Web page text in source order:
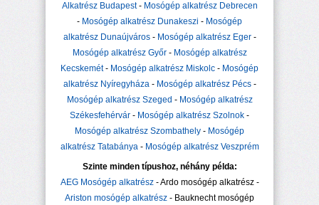
Alkatrész Budapest- Mosógép alkatrész Debrecen
- Mosógép alkatrész Dunakeszi - Mosógép
alkatrész Dunaújváros- Mosógép alkatrész Eger-
Mosógép alkatrész Győr- Mosógép alkatrész
Kecskemét- Mosógép alkatrész Miskolc - Mosógép
alkatrész Nyíregyháza- Mosógép alkatrész Pécs-
Mosógép alkatrész Szeged - Mosógép alkatrész
Székesfehérvár - Mosógép alkatrész Szolnok -
Mosógép alkatrész Szombathely - Mosógép
alkatrész Tatabánya- Mosógép alkatrész Veszprém
Szinte minden típushoz, néhány példa:
AEG Mosógép alkatrész- Ardo mosógép alkatrész -
Ariston mosógép alkatrész - Bauknecht mosógép